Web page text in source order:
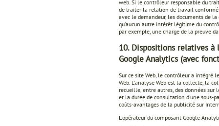
web. Si le contrôleur responsable du
de traiter la relation de travail
avec le demandeur, les documents de
qu'aucun autre intérêt légitime du
par exemple, une charge de la preuve
10. Dispositions relatives
Google Analytics (avec
Sur ce site Web, le contrôleur a intégré
Web. L'analyse Web est la collecte, la
recueille, entre autres, des données sur
et la durée de consultation d'une sous-
coûts-avantages de la publicité sur
L'opérateur du composant Google